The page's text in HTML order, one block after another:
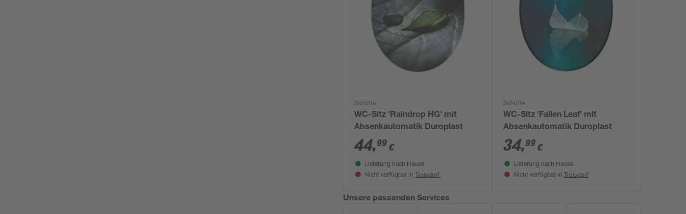
Schütte
WC-Sitz 'Raindrop HG' mit
Absenkautomatik Duroplast
44,99 €
Lieferung nach Hause
Nicht verfügbar in Troisdorf
Schütte
WC-Sitz 'Fallen Leaf' mit
Absenkautomatik Duroplast
34,99 €
Lieferung nach Hause
Nicht verfügbar in Troisdorf
Unsere passenden Services